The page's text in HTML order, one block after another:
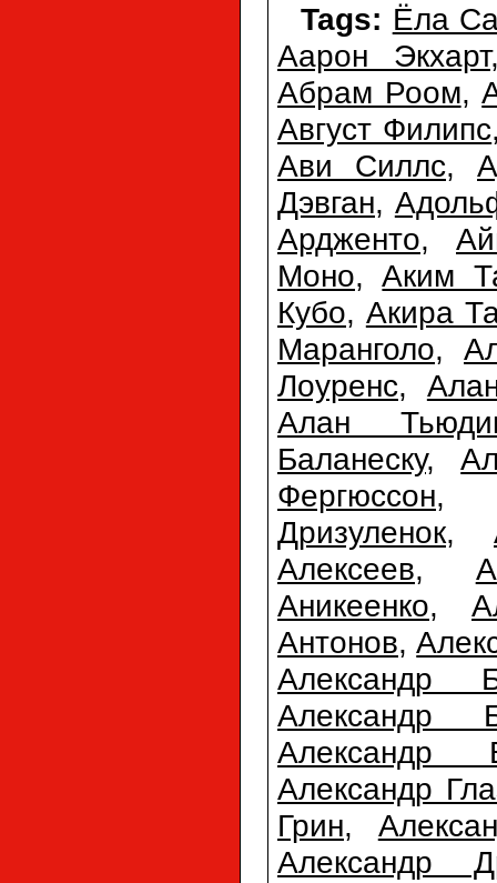
Tags: Ёла
Аарон Экхарт
Абрам Роом,
Август Филипс
Ави Силлс,
Дэвган,
Ардженто,
Моно,Аким
Кубо, Акира
Маранголо,
Лоуренс,
Алан
Баланеску,
Фергюссон
Дризуленок,
Алексеев,
Аникеенко,
Антонов,
Александр
Александр
Александр
Александр
Грин,
Александр